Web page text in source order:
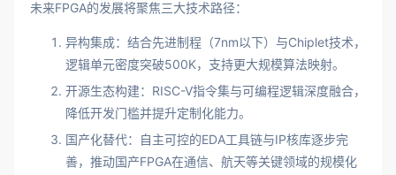
未来FPGA的发展将聚焦三大技术路径：
异构集成：结合先进制程（7nm以下）与Chiplet技术，
逻辑单元密度突破500K，支持更大规模算法映射。
开源生态构建：RISC-V指令集与可编程逻辑深度融合，
降低开发门槛并提升定制化能力。
国产化替代：自主可控的EDA工具链与IP核库逐步完
善，推动国产FPGA在通信、航天等关键领域的规模化